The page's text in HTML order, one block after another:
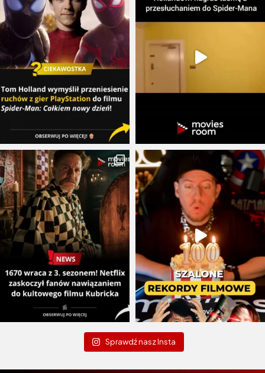
Sprawdź nasz Insta